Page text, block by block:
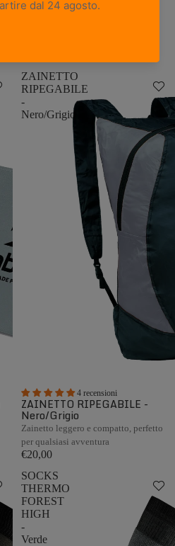
BORSA PORTASCARPONI
ZAMBERLAN - Nero
ZAINETTO
RIPEGABILE
-
Nero/Grigio
4 recensioni
ZAINETTO RIPEGABILE -
Nero/Grigio
Zainetto leggero e compatto, perfetto
per qualsiasi avventura
€20,00
SOCKS
THERMO
FOREST
HIGH
-
Verde